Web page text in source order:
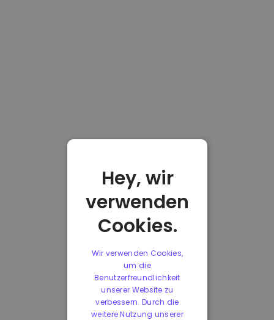
Hey, wir
verwenden
Cookies.
Wir verwenden Cookies,
um die
Benutzerfreundlichkeit
unserer Website zu
verbessern. Durch die
weitere Nutzung unserer